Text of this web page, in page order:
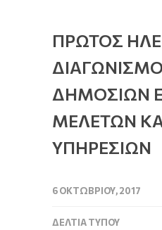
ΠΡΩΤΟΣ
ΔΗΜΟΣΙΩΝ
ΜΕΛΕΤΩΝ
ΥΠΗΡΕΣΙΩΝ
6 ΟΚΤΩΒΡΊΟΥ, 2017
ΔΕΛΤΊΑ ΤΎΠΟΥ